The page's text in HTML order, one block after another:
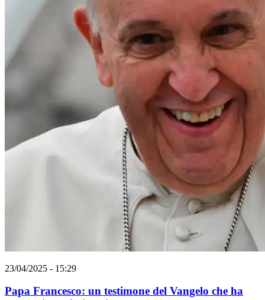
23/04/2025 - 15:29
Papa Francesco: un testimone del Vangelo che ha